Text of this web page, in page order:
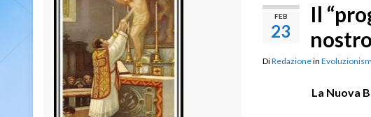
FEB
23
Il
DiRedazionein
La Nuova